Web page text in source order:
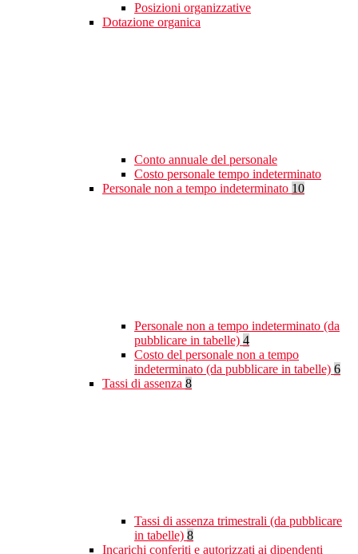
Posizioni organizzative
Dotazione organica
Conto annuale del personale
Costo personale tempo indeterminato
Personale non a tempo indeterminato 10
Personale non a tempo indeterminato (da
pubblicare in tabelle) 4
Costo del personale non a tempo
indeterminato (da pubblicare in tabelle) 6
Tassi di assenza 8
Tassi di assenza trimestrali (da pubblicare
in tabelle) 8
Incarichi conferiti e autorizzati ai dipendenti